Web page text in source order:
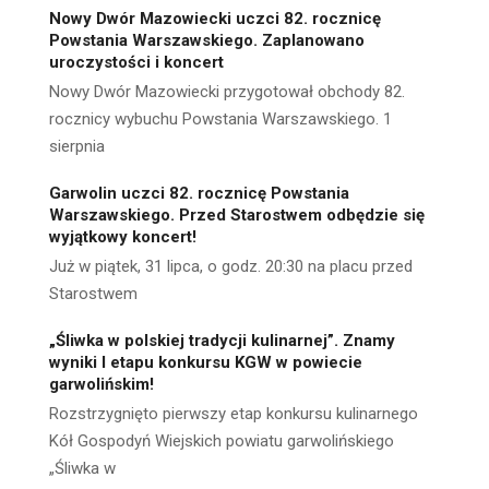
Nowy Dwór Mazowiecki uczci 82. rocznicę
Powstania Warszawskiego. Zaplanowano
uroczystości i koncert
Nowy Dwór Mazowiecki przygotował obchody 82.
rocznicy wybuchu Powstania Warszawskiego. 1
sierpnia
Garwolin uczci 82. rocznicę Powstania
Warszawskiego. Przed Starostwem odbędzie się
wyjątkowy koncert!
Już w piątek, 31 lipca, o godz. 20:30 na placu przed
Starostwem
„Śliwka w polskiej tradycji kulinarnej”. Znamy
wyniki I etapu konkursu KGW w powiecie
garwolińskim!
Rozstrzygnięto pierwszy etap konkursu kulinarnego
Kół Gospodyń Wiejskich powiatu garwolińskiego
„Śliwka w